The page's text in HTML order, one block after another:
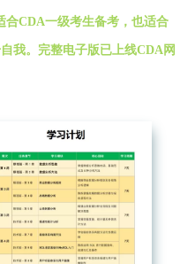
合CDA一级考生备考，也适合
我。完整电子版已上线CDA网